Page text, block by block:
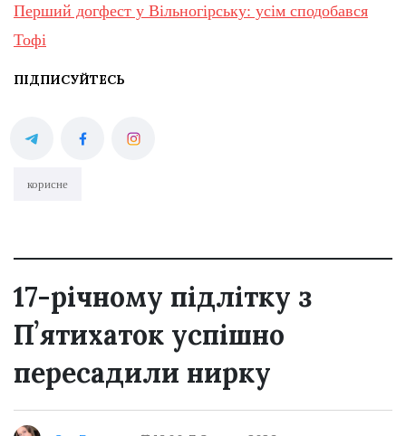
Перший догфест у Вільногірську: усім сподобався
Тофі
ПІДПИСУЙТЕСЬ
корисне
17-річному підлітку з
Пʼятихаток успішно
пересадили нирку